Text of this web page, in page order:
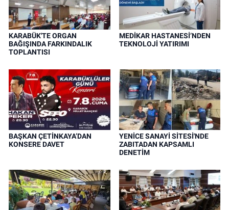
KARABÜK'TE ORGAN
BAĞIŞINDA FARKINDALIK
TOPLANTISI
MEDİKAR HASTANESİ’NDEN
TEKNOLOJİ YATIRIMI
BAŞKAN ÇETİNKAYA’DAN
KONSERE DAVET
YENİCE SANAYİ SİTESİ'NDE
ZABITADAN KAPSAMLI
DENETİM